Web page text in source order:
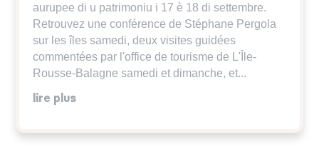
aurupee di u patrimoniu i 17 è 18 di settembre.
Retrouvez une conférence de Stéphane Pergola
sur les îles samedi, deux visites guidées
commentées par l'office de tourisme de L'Île-
Rousse-Balagne samedi et dimanche, et...
lire plus